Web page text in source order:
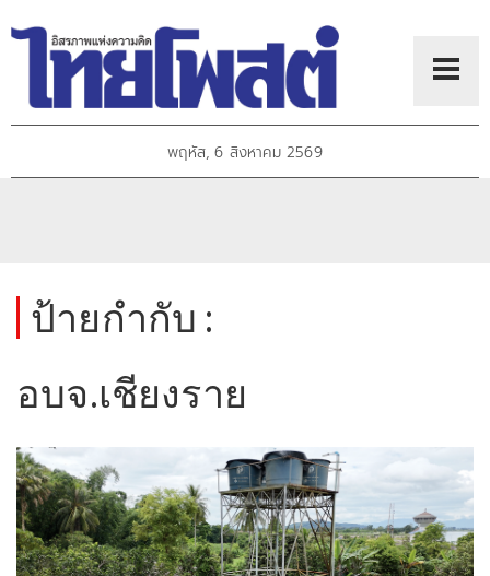
พฤหัส, 6 สิงหาคม 2569
ป้ายกำกับ :
อบจ.เชียงราย